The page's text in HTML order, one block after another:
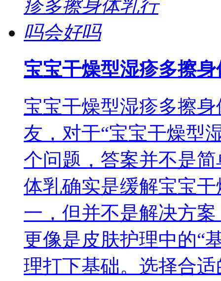
宝宝干燥型湿疹多擦
宝宝干燥型湿疹多擦
友，对于“宝宝干燥型
个问题，答案并不是简
体乳确实是缓解宝宝
一，但并不是解决方
更像是皮肤护理中的“
理打下基础。选择合